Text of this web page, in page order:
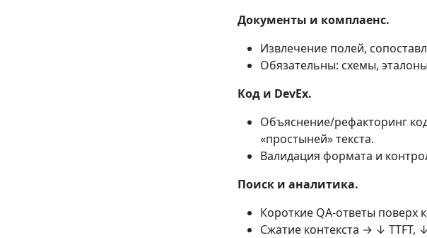
Документы и комплаенс.
Извлечение полей,
Обязательны: схемы,
Код и DevEx.
Объяснение/рефакторинг
«простыней» текста.
Валидация формата и
Поиск и аналитика.
Короткие QA-ответы поверх
Сжатие контекста → ↓ TTFT,